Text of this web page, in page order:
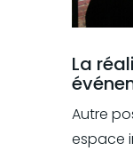
La
Autre
espace